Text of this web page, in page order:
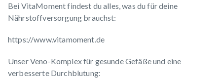
Bei VitaMoment findest du alles, was du für deine
Nährstoffversorgung brauchst:
https://www.vitamoment.de
Unser Veno-Komplex für gesunde Gefäße und eine
verbesserte Durchblutung: